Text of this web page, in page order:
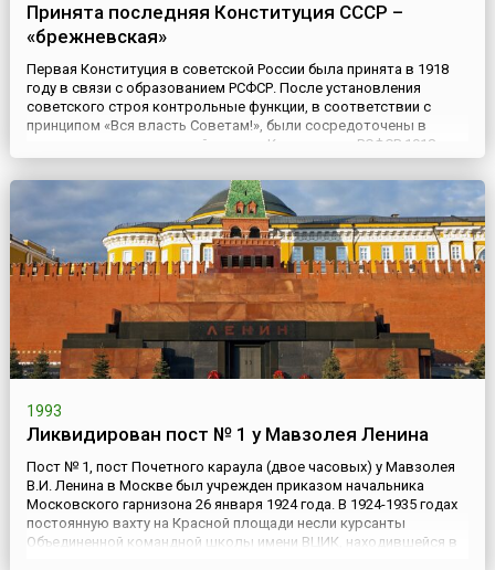
Принята последняя Конституция СССР –
«брежневская»
Первая Конституция в советской России была принята в 1918
году в связи с образованием РСФСР. После установления
советского строя контрольные функции, в соответствии с
принципом «Вся власть Советам!», были сосредоточены в
высшем органе советской власти. Конституция РСФСР 1918
года установила, что верховным органом власти в стране
является Всероссийский съезд Советов, а в период между
съездами –...
1993
Ликвидирован пост № 1 у Мавзолея Ленина
Пост № 1, пост Почетного караула (двое часовых) у Мавзолея
В.И. Ленина в Москве был учрежден приказом начальника
Московского гарнизона 26 января 1924 года. В 1924-1935 годах
постоянную вахту на Красной площади несли курсанты
Объединенной командной школы имени ВЦИК, находившейся в